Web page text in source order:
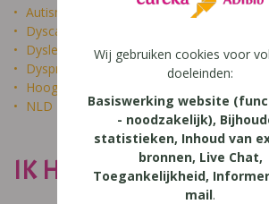
Autisme
Dyscalculie
Dyslexie
Dyspraxie
Hoogbegaafdheid
NLD
IK HEET NIET DOM
Wij gebruiken cookies voor
doeleinden:
Basiswerking website
- noodzakelijk),
statistieken, Inhoud van
bronnen, Live Chat,
Toegankelijkheid,
mail.